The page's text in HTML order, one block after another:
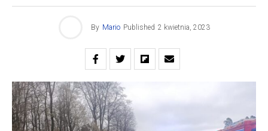
By Mario Published 2 kwietnia, 2023